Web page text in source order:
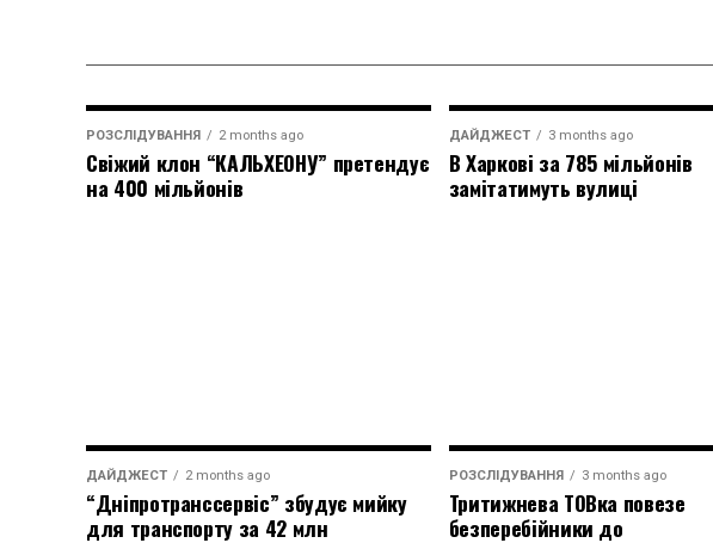
РОЗСЛІДУВАННЯ 2 months ago
Свіжий клон “КАЛЬХЕОНУ” претендує
на 400 мільйонів
ДАЙДЖЕСТ 3 months ago
В Харкові за 785 мільйонів
замітатимуть вулиці
ДАЙДЖЕСТ 2 months ago
“Дніпротранссервіс” збудує мийку
для транспорту за 42 млн
РОЗСЛІДУВАННЯ 3 months ago
Тритижнева ТОВка повезе
безперебійники до